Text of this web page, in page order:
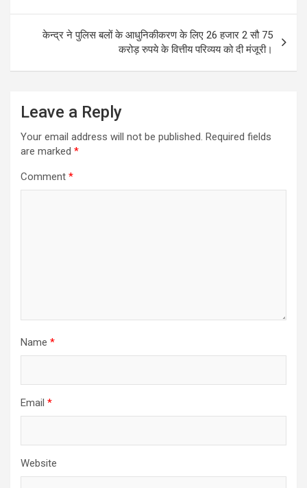
केन्द्र ने पुलिस बलों के आधुनिकीकरण के लिए 26 हजार 2 सौ 75
करोड़ रुपये के वित्तीय परिव्यय को दी मंजूरी।
Leave a Reply
Your email address will not be published. Required fields
are marked *
Comment *
Name *
Email *
Website